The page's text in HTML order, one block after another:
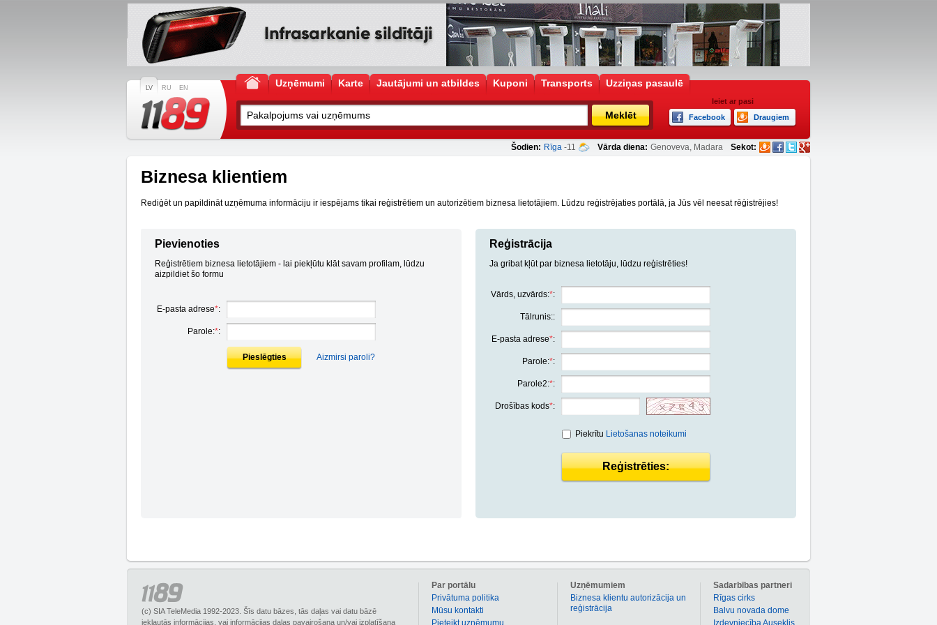
LV RU EN Uzņēmumi Karte Jautājumi un atbildes Kuponi Transports Uzziņas pasaulē
Meklēt
Ieiet ar pasi
Facebook
Draugiem
Šodien: Rīga -11 Vārda diena: Genoveva, Madara Sekot:
Biznesa klientiem
Rediģēt un papildināt uzņēmuma informāciju ir iespējams tikai reģistrētiem un autorizētiem biznesa lietotājiem. Lūdzu reģistrējaties portālā, ja Jūs vēl neesat rēģistrējies!
Pievienoties
Reģistrētiem biznesa lietotājiem - lai piekļūtu klāt savam profilam, lūdzu
aizpildiet šo formu
E-pasta adrese*:
Parole:*:
Pieslēgties Aizmirsi paroli?
Reģistrācija
Ja gribat kļūt par biznesa lietotāju, lūdzu reģistrēties!
Vārds, uzvārds:*:
Tālrunis::
E-pasta adrese*:
Parole:*:
Parole2:*:
Drošības kods*:
Piekrītu Lietošanas noteikumi
Reģistrēties:
(c) SIA TeleMedia 1992-2023. Šīs datu bāzes, tās daļas vai datu bāzē
iekļautās informācijas, vai informācijas daļas pavairošana un/vai izplatīšana
Sadarbības partneri
Rīgas cirks
Balvu novada dome
Izdevniecība Auseklis
Uzņēmumiem
Biznesa klientu autorizācija un
reģistrācija
Par portālu
Privātuma politika
Mūsu kontakti
Pieteikt uzņēmumu